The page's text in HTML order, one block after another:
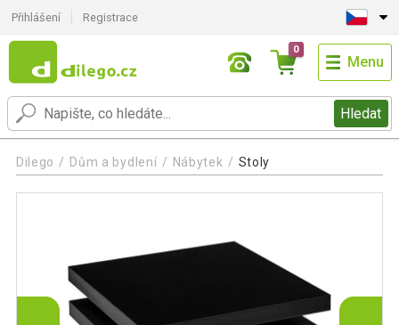
Přihlášení Registrace
Hledat
0
Menu
Dilego Dům a bydlení Nábytek Stoly